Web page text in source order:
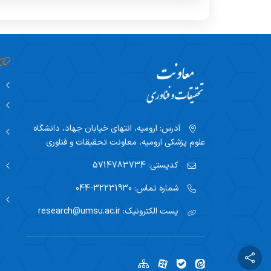
آدرس: ارومیه، انتهای خیابان جهاد، دانشگاه
علوم پزشکی ارومیه، معاونت تحقیقات و فناوری
کدپستی:5714783734
شماره تماس:
پست الکترونیک:research@umsu.ac.ir